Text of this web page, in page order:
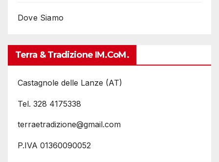
Dove Siamo
Terra & Tradizione IM.coM.
Castagnole delle Lanze (AT)
Tel. 328 4175338
terraetradizione@gmail.com
P.IVA 01360090052